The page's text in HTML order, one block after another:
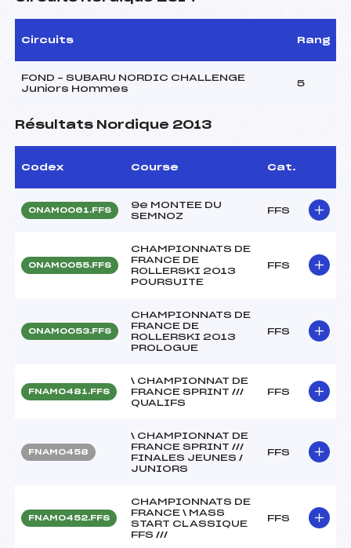
Circuits Rang
FOND – SUBARU NORDIC CHALLENGE
Juniors Hommes
5
Résultats Nordique 2013
Codex Course Cat.
ONAM0061.FFS
9e MONTEE DU
SEMNOZ
FFS
ONAM0055.FFS
CHAMPIONNATS DE
FRANCE DE
ROLLERSKI 2013
POURSUITE
FFS
ONAM0053.FFS
CHAMPIONNATS DE
FRANCE DE
ROLLERSKI 2013
PROLOGUE
FFS
FNAM0481.FFS
\ CHAMPIONNAT DE
FRANCE SPRINT ///
QUALIFS
FFS
FNAM0458
\ CHAMPIONNAT DE
FRANCE SPRINT ///
FINALES JEUNES /
JUNIORS
FFS
FNAM0452.FFS
CHAMPIONNATS DE
FRANCE \ MASS
START CLASSIQUE
FFS ///
FFS